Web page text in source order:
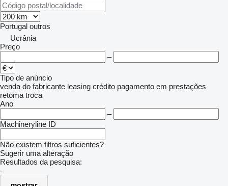
Portugal outros
Ucrânia
Preço
–
Tipo de anúncio
venda do fabricante leasing crédito pagamento em prestações
retoma troca
Ano
–
Machineryline ID
Não existem filtros suficientes?
Sugerir uma alteração
Resultados da pesquisa:
-